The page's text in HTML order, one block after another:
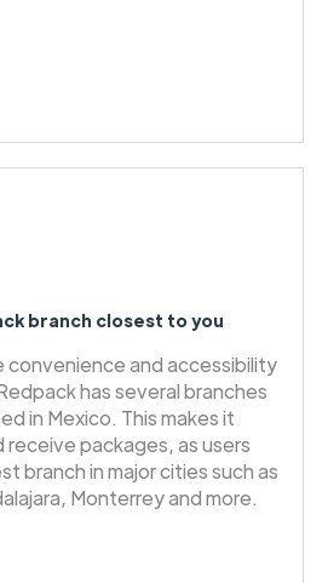
branch closest to you
convenience and accessibility
has several branches
in Mexico. This makes it
receive packages, as users
branch in major cities such as
Monterrey and more.